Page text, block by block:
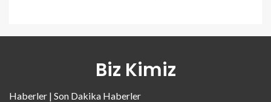
Biz Kimiz
Haberler | Son Dakika Haberler